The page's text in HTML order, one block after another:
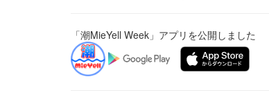
「潮MieYell Week」アプリを公開しました